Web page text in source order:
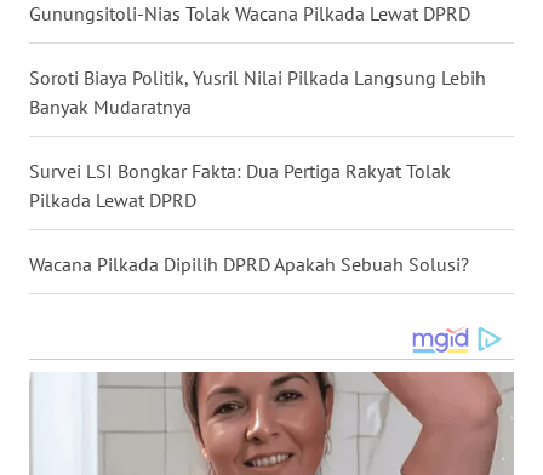
Gunungsitoli-Nias Tolak Wacana Pilkada Lewat DPRD
Soroti Biaya Politik, Yusril Nilai Pilkada Langsung Lebih
Banyak Mudaratnya
Survei LSI Bongkar Fakta: Dua Pertiga Rakyat Tolak
Pilkada Lewat DPRD
Wacana Pilkada Dipilih DPRD Apakah Sebuah Solusi?
SULUT
MALUKU
WN
MALUT
WN
DAIRI
WN
DANAU